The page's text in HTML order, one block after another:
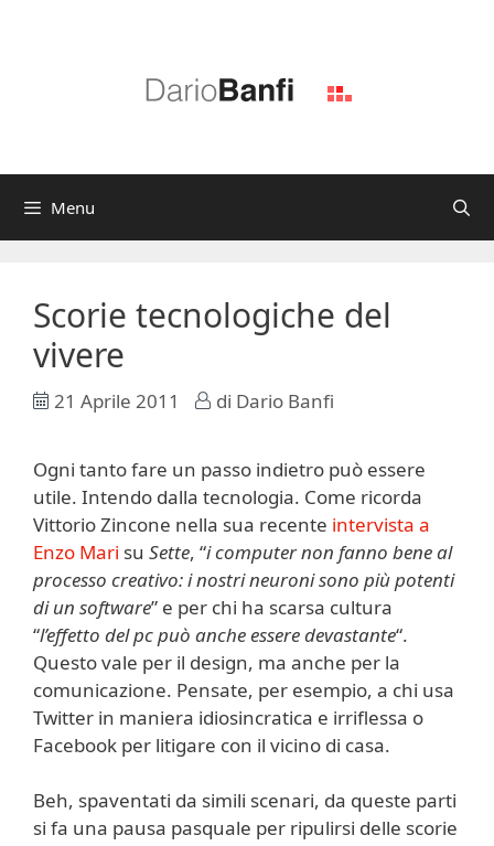
Menu
Scorie tecnologiche del
vivere
21 Aprile 2011 di Dario Banfi
Ogni tanto fare un passo indietro può essere
utile. Intendo dalla tecnologia. Come ricorda
Vittorio Zincone nella sua recente intervista a
Enzo Mari su Sette, “i computer non fanno bene al
processo creativo: i nostri neuroni sono più potenti
di un software” e per chi ha scarsa cultura
“l’effetto del pc può anche essere devastante“.
Questo vale per il design, ma anche per la
comunicazione. Pensate, per esempio, a chi usa
Twitter in maniera idiosincratica e irriflessa o
Facebook per litigare con il vicino di casa.
Beh, spaventati da simili scenari, da queste parti
si fa una pausa pasquale per ripulirsi delle scorie